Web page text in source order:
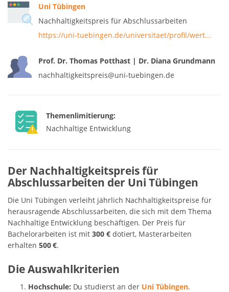
Uni Tübingen
Nachhaltigkeitspreis für Abschlussarbeiten
https://uni-tuebingen.de/universitaet/profil/wert...
Prof. Dr. Thomas Potthast | Dr. Diana Grundmann
nachhaltigkeitspreis@uni-tuebingen.de
Themenlimitierung:
Nachhaltige Entwicklung
Der Nachhaltigkeitspreis für
Abschlussarbeiten der Uni Tübingen
Die Uni Tübingen verleiht jährlich Nachhaltigkeitspreise für
herausragende Abschlussarbeiten, die sich mit dem Thema
Nachhaltige Entwicklung beschäftigen. Der Preis für
Bachelorarbeiten ist mit 300 €dotiert, Masterarbeiten
erhalten 500 €.
Die Auswahlkriterien
Hochschule: Du studierst an der Uni Tübingen.